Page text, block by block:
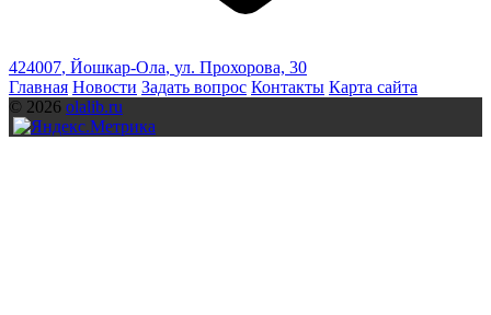
424007, Йошкар-Ола, ул. Прохорова, 30
Главная Новости Задать вопрос Контакты Карта сайта
© 2026 olalib.ru